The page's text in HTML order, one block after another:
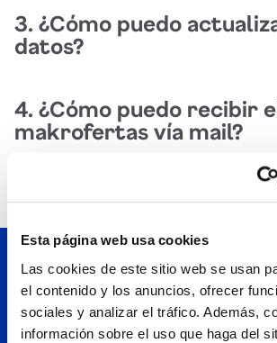
Esta página web usa cookies
Las cookies de este sitio web se usan
el contenido y los anuncios, ofrecer
sociales y analizar el tráfico. Además,
información sobre el uso que haga del
Agora Shop. En el caso de la
Blanca sí contamos con delivery
sobre términos y condiciones en
¿Cómo puedo
datos?
con tu nombre completo, DNI o RUC
registrado), e-mail y teléfono celular,
Políticas de Privacidad para que
acciones realizaremos con tu
¿Cómo puedo recibir
makrofertas vía mail?
Para ello debes dejar tu llenar el
tenemos en esta misma web y listo,
ver el encarte de ofertas.